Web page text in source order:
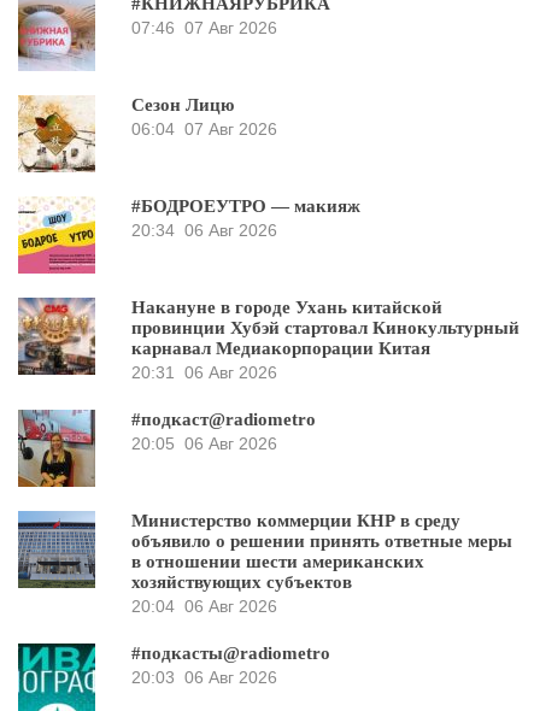
#КНИЖНАЯРУБРИКА
07:46 07 Авг 2026
Сезон Лицю
06:04 07 Авг 2026
#БОДРОЕУТРО — макияж
20:34 06 Авг 2026
Накануне в городе Ухань китайской
провинции Хубэй стартовал Кинокультурный
карнавал Медиакорпорации Китая
20:31 06 Авг 2026
#подкаст@radiometro
20:05 06 Авг 2026
Министерство коммерции КНР в среду
объявило о решении принять ответные меры
в отношении шести американских
хозяйствующих субъектов
20:04 06 Авг 2026
#подкасты@radiometro
20:03 06 Авг 2026